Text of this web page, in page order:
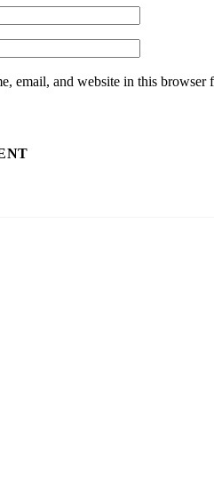
email, and website in this browser